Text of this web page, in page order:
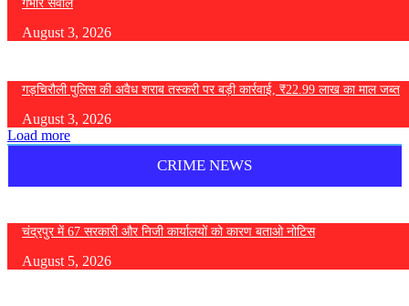
गंभीर सवाल
August 3, 2026
गड़चिरौली पुलिस की अवैध शराब तस्करी पर बड़ी कार्रवाई, ₹22.99 लाख का माल जब्त
August 3, 2026
Load more
CRIME NEWS
चंद्रपुर में 67 सरकारी और निजी कार्यालयों को कारण बताओ नोटिस
August 5, 2026